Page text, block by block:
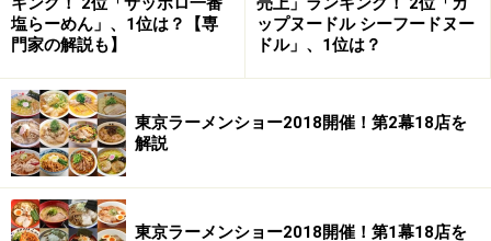
塩らーめん」、1位は？【専
門家の解説も】
ップヌードル シーフードヌー
ドル」、1位は？
東京ラーメンショー2018開催！第2幕18店を
解説
東京ラーメンショー2018開催！第1幕18店を